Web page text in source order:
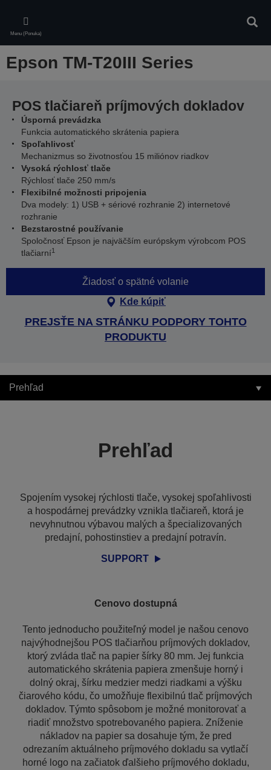
main
content
Menu (Ponuka)
Epson TM-T20III Series
POS tlačiareň príjmových dokladov
Úsporná prevádzka
Funkcia automatického skrátenia papiera
Spoľahlivosť
Mechanizmus so životnosťou 15 miliónov riadkov
Vysoká rýchlosť tlače
Rýchlosť tlače 250 mm/s
Flexibilné možnosti pripojenia
Dva modely: 1) USB + sériové rozhranie 2) internetové
rozhranie
Bezstarostné používanie
Spoločnosť Epson je najväčším európskym výrobcom POS
tlačiarní1
Žiadosť o spätné volanie
Kde kúpiť
PREJSŤE NA STRÁNKU PODPORY TOHTO
PRODUKTU
Prehľad
Prehľad
Spojením vysokej rýchlosti tlače, vysokej spoľahlivosti
a hospodárnej prevádzky vznikla tlačiareň, ktorá je
nevyhnutnou výbavou malých a špecializovaných
predajní, pohostinstiev a predajní potravín.
SUPPORT
Cenovo dostupná
Tento jednoducho použiteľný model je našou cenovo
najvýhodnejšou POS tlačiarňou príjmových dokladov,
ktorý zvláda tlač na papier šírky 80 mm. Jej funkcia
automatického skrátenia papiera zmenšuje horný i
dolný okraj, šírku medzier medzi riadkami a výšku
čiarového kódu, čo umožňuje flexibilnú tlač príjmových
dokladov. Týmto spôsobom je možné monitorovať a
riadiť množstvo spotrebovaného papiera. Zníženie
nákladov na papier sa dosahuje tým, že pred
odrezaním aktuálneho príjmového dokladu sa vytlačí
horné logo na začiatok ďalšieho príjmového dokladu,